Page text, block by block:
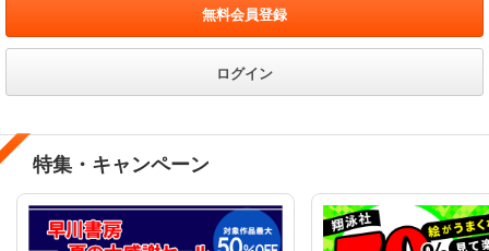
無料会員登録
ログイン
特集・キャンペーン